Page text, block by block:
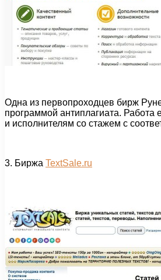
Одна из первопроходцев бирж
программой антиплагиата. Работа
и исполнителям со стажем с
3. Биржа TextSale.ru